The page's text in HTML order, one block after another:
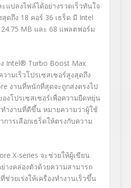
แปลงไฟล์ได้อย่างรวดเร็วทันใจ
ดถึง 18 คอร์ 36 เธร็ด มี Intel
MB และ 68 แพลตฟอร์ม
Intel® Turbo Boost Max
วามเร็วโปรเซสเซอร์สูงสุดถึง
งานที่หนักที่สุดจะถูกส่งตรงไป
งโปรเซสเซอร์เพื่อความยืดหยุ่น
ำงานที่ดีขึ้น หมายความว่าผู้ใช้
การเลือกเธร็ดให้ตรงกับความ
X-series จะช่วยให้ผู้เขียน
างคล่องตัวด้วยความสามารถ
ช่วยเร่งให้เครื่องทำงานเร็วขึ้น